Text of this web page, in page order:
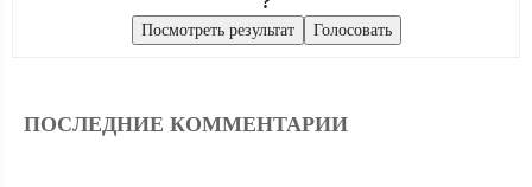
ПОСЛЕДНИЕ КОММЕНТАРИИ